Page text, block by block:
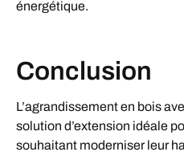
énergétique.
Conclusion
L’agrandissement en bois
solution d’extension idéale
souhaitant moderniser leur